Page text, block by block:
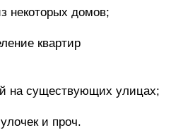
некоторых домов;
квартир
на существующих улицах;
и проч.